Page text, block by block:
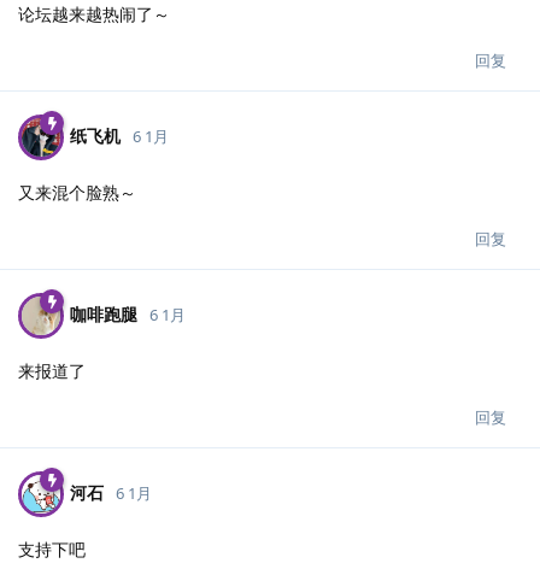
论坛越来越热闹了～
回复
纸飞机 6 1月
又来混个脸熟～
回复
咖啡跑腿 6 1月
来报道了
回复
河石 6 1月
支持下吧